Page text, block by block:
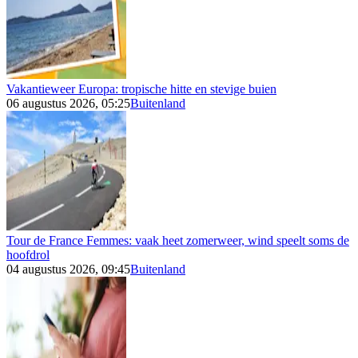
Vakantieweer Europa: tropische hitte en stevige buien
06 augustus 2026, 05:25Buitenland
Tour de France Femmes: vaak heet zomerweer, wind speelt soms de
hoofdrol
04 augustus 2026, 09:45Buitenland